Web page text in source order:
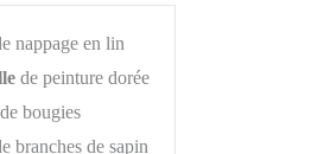
nappage en lin
de peinture dorée
de bougies
branches de sapin